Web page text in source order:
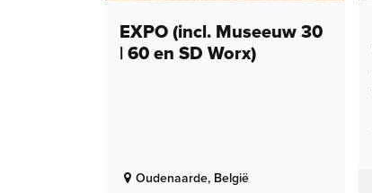
EXPO (incl. Museeuw 30
| 60 en SD Worx)
Oudenaarde, België